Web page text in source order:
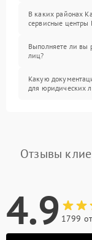
В каких районах
сервисные центры
Выполняете ли вы
лиц?
Какую
для юридических
Отзывы
4.9 1799